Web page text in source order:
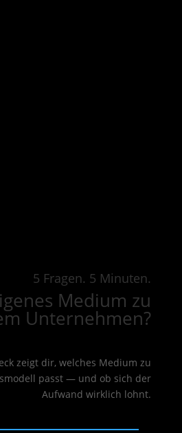
5 Fragen. 5 Minuten.
Medium zu
Unternehmen?
zeigt dir, welches Medium zu
passt — und ob sich der
Aufwand wirklich lohnt.